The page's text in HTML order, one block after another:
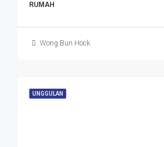
RUMAH
Wong Bun Hock
UNGGULAN